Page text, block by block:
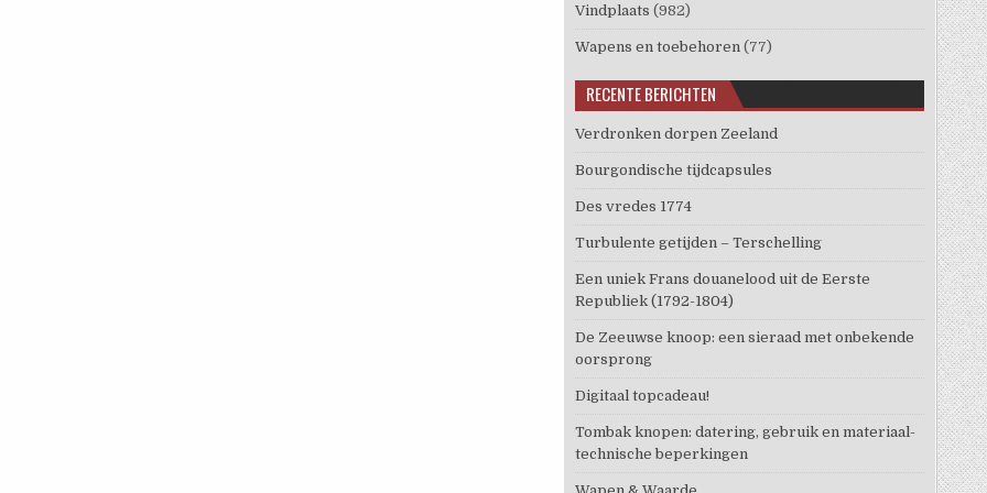
Vindplaats (982)
Wapens en toebehoren (77)
RECENTE BERICHTEN
Verdronken dorpen Zeeland
Bourgondische tijdcapsules
Des vredes 1774
Turbulente getijden – Terschelling
Een uniek Frans douanelood uit de Eerste
Republiek (1792-1804)
De Zeeuwse knoop: een sieraad met onbekende
oorsprong
Digitaal topcadeau!
Tombak knopen: datering, gebruik en materiaal-
technische beperkingen